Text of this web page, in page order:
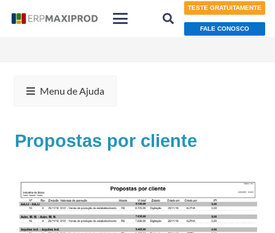
TESTE GRATUITAMENTE
FALE CONOSCO
Menu de Ajuda
Propostas por cliente